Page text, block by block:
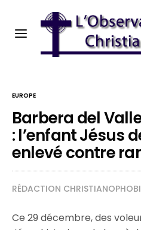
EUROPE
Barbera del
: l’enfant Jésus
enlevé contre
RÉDACTION
Ce 29 décembre, des